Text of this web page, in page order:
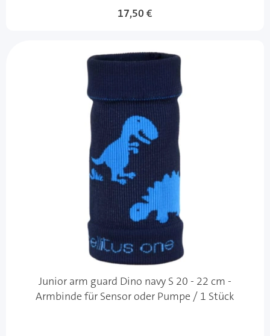
17,50 €
Junior arm guard Dino navy S 20 - 22 cm -
Armbinde für Sensor oder Pumpe / 1 Stück